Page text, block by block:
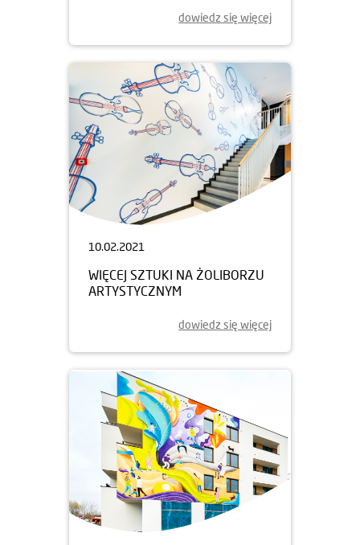
dowiedz się więcej
10.02.2021
WIĘCEJ SZTUKI NA ŻOLIBORZU
ARTYSTYCZNYM
dowiedz się więcej